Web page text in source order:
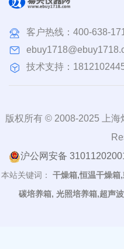
客户热线： 400-638-
技术支持：
版权所有 © 2008-2025 上
沪公网安备
本站关键词：
干燥箱,恒温干燥箱
碳培养箱, 光照培养箱,超声